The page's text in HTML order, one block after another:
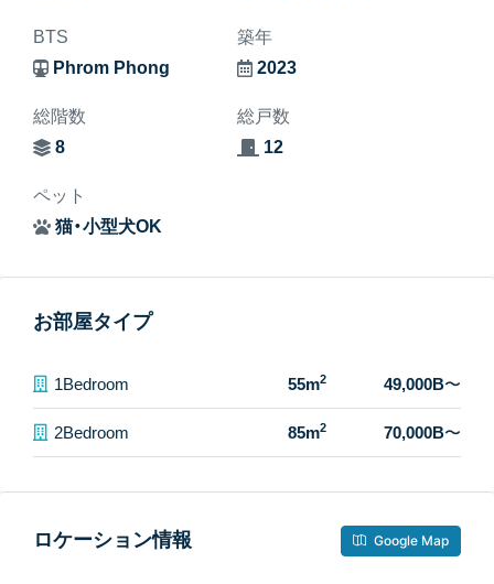
BTS
Phrom Phong
築年
2023
総階数
8
総戸数
12
ペット
猫・小型犬OK
お部屋タイプ
1Bedroom 55m2 49,000B〜
2Bedroom 85m2 70,000B〜
ロケーション情報 Google Map